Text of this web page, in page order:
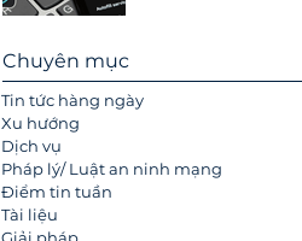
Chuyên mục
Tin tức hàng ngày
Xu hướng
Dịch vụ
Pháp lý/ Luật an ninh mạng
Điểm tin tuần
Tài liệu
Giải pháp